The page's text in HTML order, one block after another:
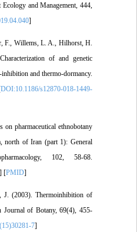
Ecology and Management, 444,
F., Willems, L. A., Hilhorst, H.
of and genetic
inhibition and thermo-dormancy.
[DOI:10.1186/s12870-018-1449-
on pharmaceutical ethnobotany
north of Iran (part 1): General
102, 58-68.
] [PMID
J. (2003). Thermoinhibition of
Journal of Botany, 69(4), 455-
7